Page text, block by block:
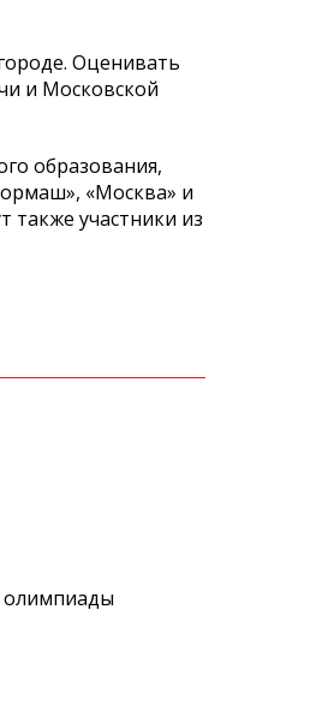
Оценивать
и Московской
образования,
«Москва» и
также участники из
олимпиады